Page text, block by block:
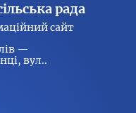
рада
сайт
—
вул..